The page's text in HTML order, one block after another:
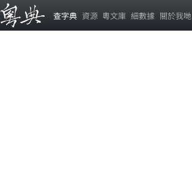
查字典 資源 粵文庫 細數據 關於我哋